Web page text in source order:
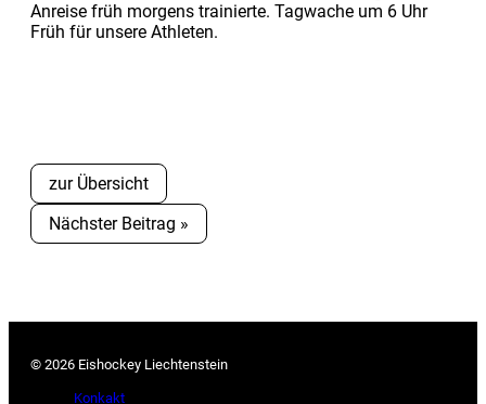
Anreise früh morgens trainierte. Tagwache um 6 Uhr
Früh für unsere Athleten.
zur Übersicht
Nächster Beitrag »
© 2026 Eishockey Liechtenstein
Konkakt